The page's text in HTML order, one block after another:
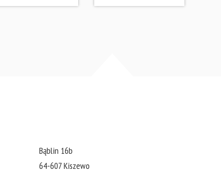
Bąblin 16b
64-607 Kiszewo